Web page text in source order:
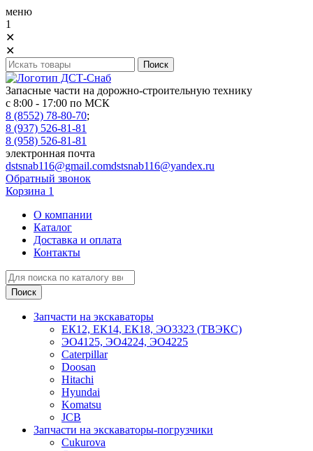
меню
1
✕
✕
Запасные части на дорожно-строительную технику
с 8:00 - 17:00 по МСК
8 (8552) 78-80-70;
8 (937) 526-81-81
8 (958) 526-81-81
электронная почта
dstsnab116@gmail.comdstsnab116@yandex.ru
Обратный звонок
Корзина 1
О компании
Каталог
Доставка и оплата
Контакты
Запчасти на экскаваторы
ЕК12, ЕК14, ЕК18, ЭО3323 (ТВЭКС)
ЭО4125, ЭО4224, ЭО4225
Caterpillar
Doosan
Hitachi
Hyundai
Komatsu
JCB
Запчасти на экскаваторы-погрузчики
Cukurova